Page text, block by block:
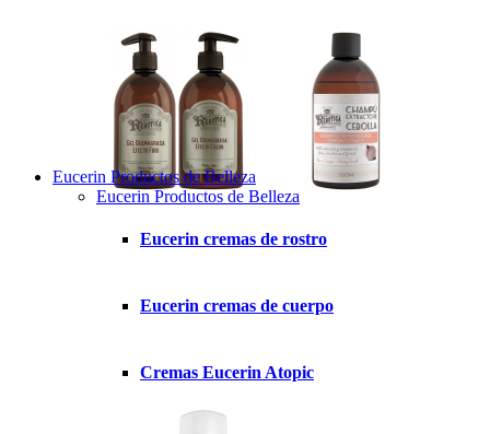
Eucerin Productos de Belleza
Eucerin Productos de Belleza
Eucerin cremas de rostro
Eucerin cremas de cuerpo
Cremas Eucerin Atopic